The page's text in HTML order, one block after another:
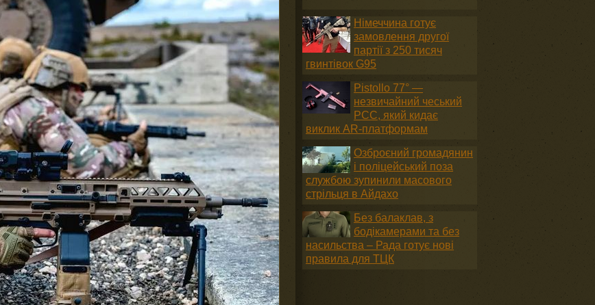
Німеччина готує
замовлення другої
партії з 250 тисяч
гвинтівок G95
Pistollo 77° —
незвичайний чеський
PCC, який кидає
виклик AR-платформам
Озброєний громадянин
і поліцейський поза
службою зупинили масового
стрільця в Айдахо
Без балаклав, з
бодікамерами та без
насильства – Рада готує нові
правила для ТЦК